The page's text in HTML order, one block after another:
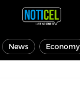
News Economy